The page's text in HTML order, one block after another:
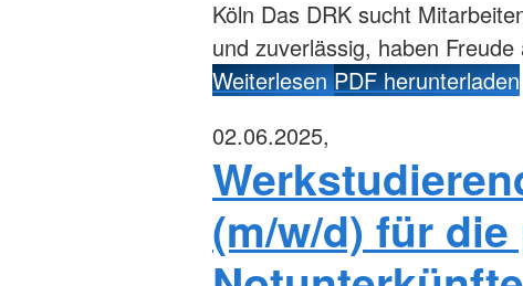
Köln Das DRK sucht
und zuverlässig, haben
WeiterlesenPDF herunterladen
02.06.2025,
(m/w/d) für